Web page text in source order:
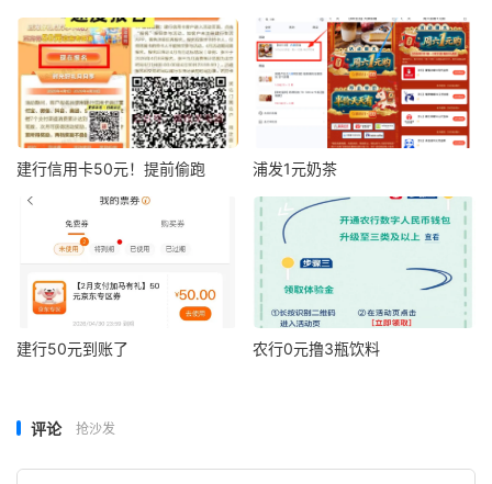
建行信用卡50元！提前偷跑 浦发1元奶茶
建行50元到账了 农行0元撸3瓶饮料
评论 抢沙发